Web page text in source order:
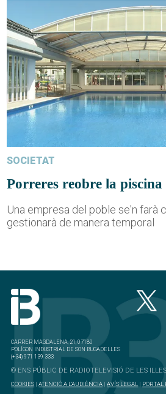
SOCIETAT
Porreres reobre la
Una empresa del poble se'n farà
gestionarà de manera temporal
CARRER MAGDALENA, 21, 07180
POLÍGON INDUSTRIAL DE SON BUGADELLES
(+34) 971 139 333
© ENS PÚBLIC DE RADIOTELEVISIÓ DE LES
COOKIES |ATENCIÓ A L'AUDIÈNCIA |AVÍS LEGAL | PORTAL